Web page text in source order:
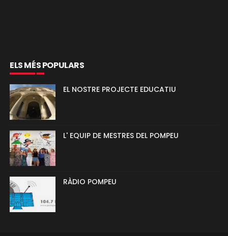
ELS MÉS POPULARS
EL NOSTRE PROJECTE EDUCATIU
L' EQUIP DE MESTRES DEL POMPEU
RÀDIO POMPEU